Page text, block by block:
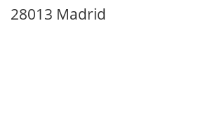
28013 Madrid